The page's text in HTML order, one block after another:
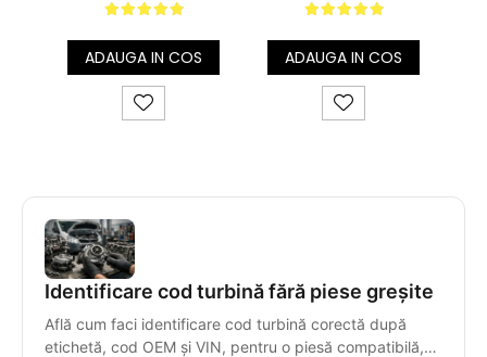
ADAUGA IN COS ADAUGA IN COS
Identificare cod turbină fără piese greșite
Află cum faci identificare cod turbină corectă după
etichetă, cod OEM și VIN, pentru o piesă compatibilă,